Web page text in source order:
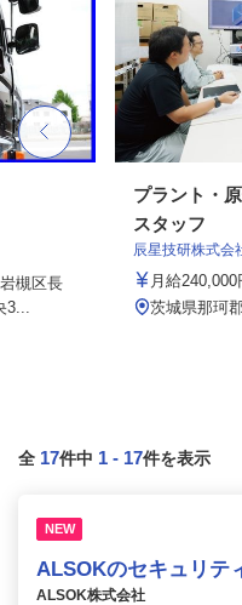
槻区長
プラント・
スタッフ
辰星技研株式
月給
茨城県那珂
全 17件中 1 - 17件を表示
NEW
ALSOKのセキュリテ
ALSOK株式会社